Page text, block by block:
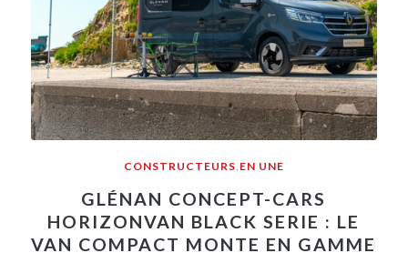
CONSTRUCTEURS, EN UNE
GLÉNAN CONCEPT-CARS
HORIZONVAN BLACK SERIE : LE
VAN COMPACT MONTE EN GAMME